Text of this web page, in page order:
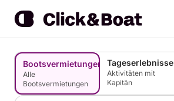
Bootsvermietungen
Alle
Bootsvermietungen
Tageserlebnisse
Aktivitäten mit
Kapitän